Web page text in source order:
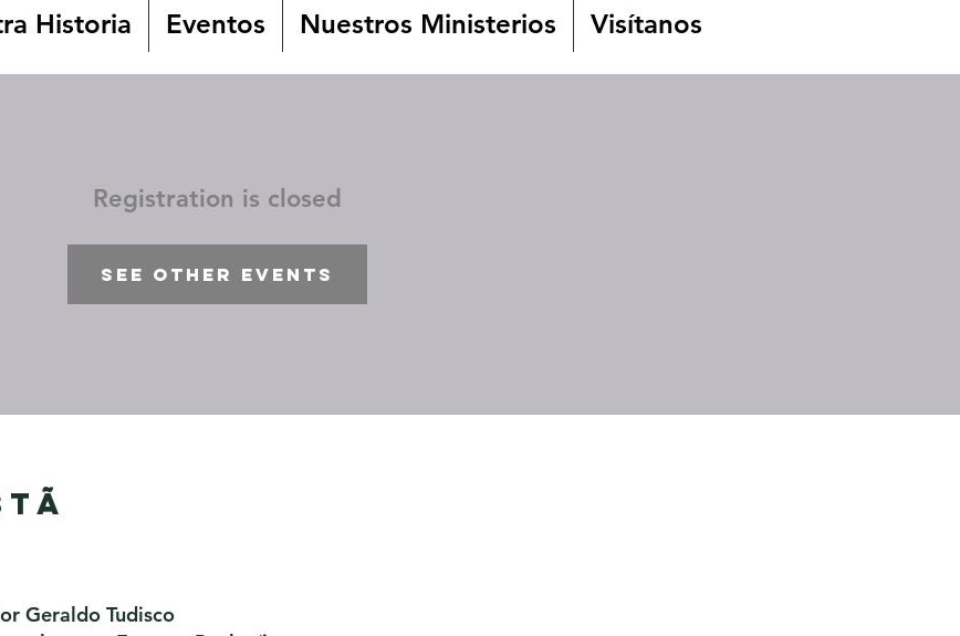
Historia Eventos Nuestros Ministerios Visítanos
Registration is closed
See other events
Geraldo Tudisco